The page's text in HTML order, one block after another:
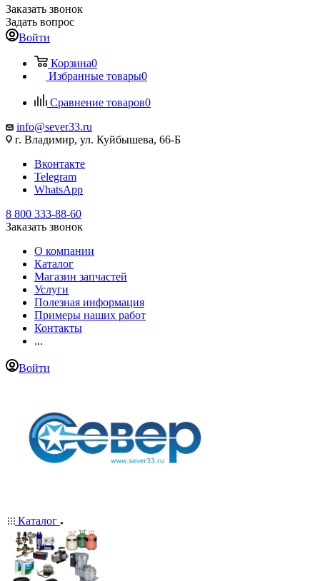
Заказать звонок
Задать вопрос
Войти
Корзина0
Избранные товары0
Сравнение товаров0
info@sever33.ru
г. Владимир, ул. Куйбышева, 66-Б
Вконтакте
Telegram
WhatsApp
8 800 333-88-60
Заказать звонок
О компании
Каталог
Магазин запчастей
Услуги
Полезная информация
Примеры наших работ
Контакты
...
Войти
Каталог